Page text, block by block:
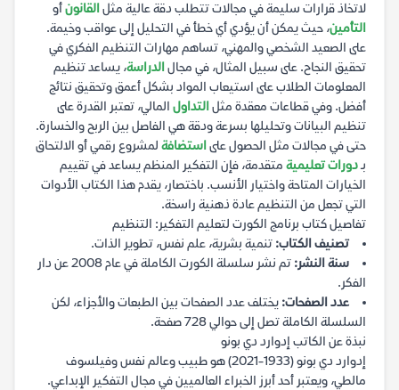
لاتخاذ قرارات سليمة في مجالات تتطلب دقة عالية مثلالقانونأو
التأمين، حيث يمكن أن يؤدي أي خطأ في التحليل إلى عواقب وخيمة.
على الصعيد الشخصي والمهني، تساهم مهارات التنظيم الفكري في
تحقيق النجاح. على سبيل المثال، في مجالالدراسة، يساعد تنظيم
المعلومات الطلاب على استيعاب المواد بشكل أعمق وتحقيق نتائج
أفضل. وفي قطاعات معقدة مثلالتداول المالي، تعتبر القدرة على
تنظيم البيانات وتحليلها بسرعة ودقة هي الفاصل بين الربح والخسارة.
حتى في مجالات مثل الحصول علىاستضافة لمشروع رقمي أو الالتحاق
بـدورات تعليمية متقدمة، فإن التفكير المنظم يساعد في تقييم
الخيارات المتاحة واختيار الأنسب. باختصار، يقدم هذا الكتاب الأدوات
التي تجعل من التنظيم عادة ذهنية راسخة.
تفاصيل كتاب برنامج الكورت لتعليم التفكير: التنظيم
تصنيف الكتاب: تنمية بشرية، علم نفس، تطوير الذات.
سنة النشر:
تم نشر سلسلة الكورت الكاملة في عام 2008 عن دار
الفكر.
عدد الصفحات: يختلف عدد الصفحات بين الطبعات والأجزاء، لكن
السلسلة الكاملة تصل إلى حوالي 728 صفحة.
نبذة عن الكاتب إدوارد دي بونو
إدوارد دي بونو (1933-2021) هو طبيب وعالم نفس وفيلسوف
مالطي، ويعتبر أحد أبرز الخبراء العالميين في مجال التفكير الإبداعي.